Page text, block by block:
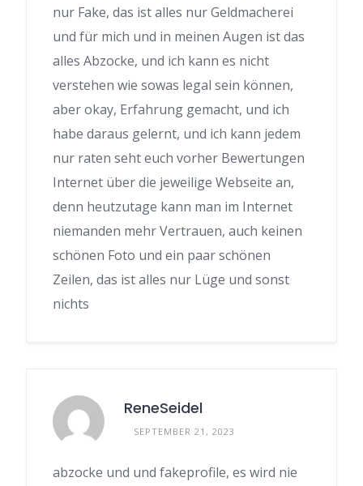
nur Fake, das ist alles nur Geldmacherei
und für mich und in meinen Augen ist das
alles Abzocke, und ich kann es nicht
verstehen wie sowas legal sein können,
aber okay, Erfahrung gemacht, und ich
habe daraus gelernt, und ich kann jedem
nur raten seht euch vorher Bewertungen
Internet über die jeweilige Webseite an,
denn heutzutage kann man im Internet
niemanden mehr Vertrauen, auch keinen
schönen Foto und ein paar schönen
Zeilen, das ist alles nur Lüge und sonst
nichts
ReneSeidel
SEPTEMBER 21, 2023
abzocke und und fakeprofile, es wird nie